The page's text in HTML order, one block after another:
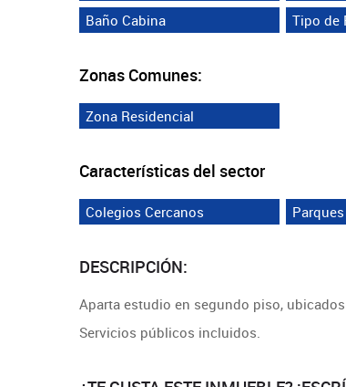
Baño Cabina
Tipo de
Zonas Comunes:
Zona Residencial
Características del sector
Colegios Cercanos
DESCRIPCIÓN:
Aparta estudio en segundo piso,
Servicios públicos incluidos.